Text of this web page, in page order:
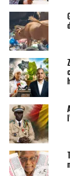
NE RATEZ PAS
Décret : 123